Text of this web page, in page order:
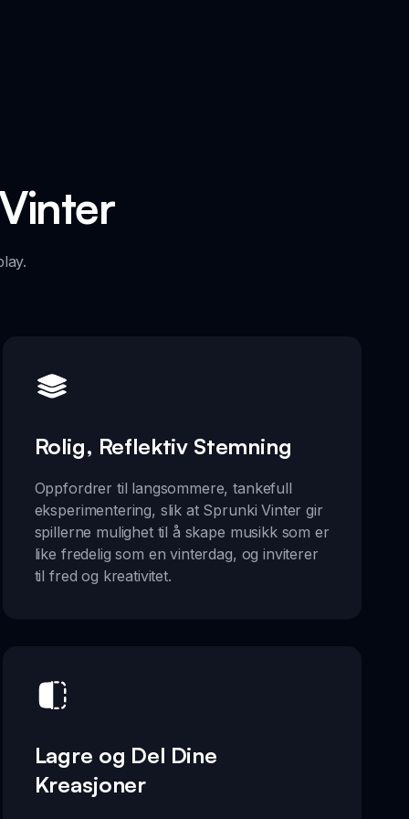
Rolig, Reflektiv Stemning
Oppfordrer til langsommere, tankefull
eksperimentering, slik at Sprunki Vinter gir
spillerne mulighet til å skape musikk som er
like fredelig som en vinterdag, og inviterer
til fred og kreativitet.
Lagre og Del Dine
Kreasjoner